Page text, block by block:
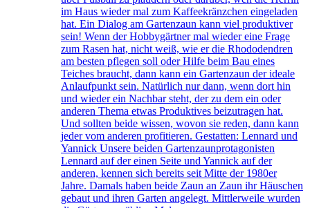
im Haus wieder mal zum Kaffeekränzchen eingeladen
hat. Ein Dialog am Gartenzaun kann viel produktiver
sein! Wenn der Hobbygärtner mal wieder eine Frage
zum Rasen hat, nicht weiß, wie er die Rhododendren
am besten pflegen soll oder Hilfe beim Bau eines
Teiches braucht, dann kann ein Gartenzaun der ideale
Anlaufpunkt sein. Natürlich nur dann, wenn dort hin
und wieder ein Nachbar steht, der zu dem ein oder
anderen Thema etwas Produktives beizutragen hat.
Und sollten beide wissen, wovon sie reden, dann kann
jeder vom anderen profitieren. Gestatten: Lennard und
Yannick Unsere beiden Gartenzaunprotagonisten
Lennard auf der einen Seite und Yannick auf der
anderen, kennen sich bereits seit Mitte der 1980er
Jahre. Damals haben beide Zaun an Zaun ihr Häuschen
gebaut und ihren Garten angelegt. Mittlerweile wurden